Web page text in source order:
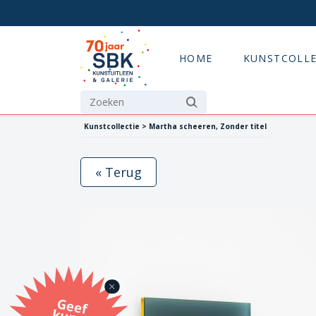
HOME
Kunstcollectie > Martha scheeren, Zonder titel
G
eef
u
n
st
a
d
o
m
et
e SB
K
u
n
stb
o
n
« Terug